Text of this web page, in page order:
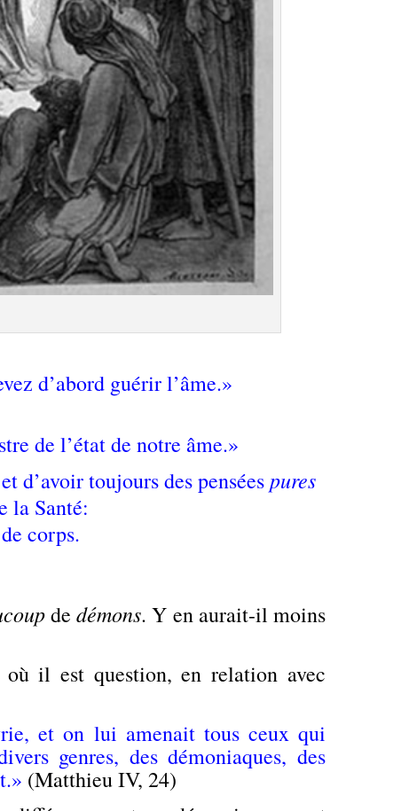
d’abord guérir l’âme.»
de l’état de notre âme.»
d’avoir toujours des pensées pures
la Santé:
corps.
dedémons. Y en aurait-il moins
où il est question, en relation avec
et on lui amenait tous ceux qui
genres, des démoniaques, des
(Matthieu IV, 24)